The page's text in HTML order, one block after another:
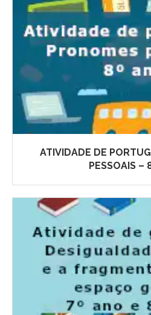
ATIVIDADE DE
PESSOAIS –